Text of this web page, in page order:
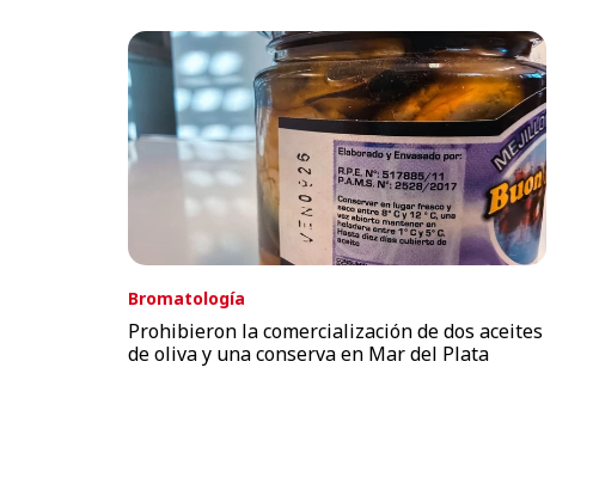
Bromatología
Prohibieron la comercialización de dos aceites
de oliva y una conserva en Mar del Plata